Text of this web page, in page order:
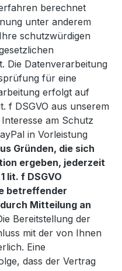
berechnet
unter anderem
schutzwürdigen
Die Datenverarbeitung
für eine
erfolgt auf
f DSGVO aus unserem
am Schutz
in Vorleistung
Gründen, die sich
ergeben, jederzeit
lit. f DSGVO
betreffender
Mitteilung an
Bereitstellung der
mit der von Ihnen
Eine
dass der Vertrag